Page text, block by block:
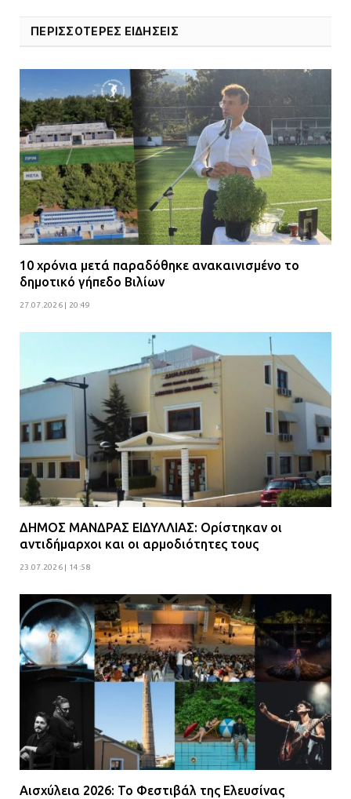
ΠΕΡΙΣΣΟΤΕΡΕΣ ΕΙΔΗΣΕΙΣ
10 χρόνια μετά παραδόθηκε ανακαινισμένο το
δημοτικό γήπεδο Βιλίων
27.07.2026 | 20:49
ΔΗΜΟΣ ΜΑΝΔΡΑΣ ΕΙΔΥΛΛΙΑΣ: Ορίστηκαν οι
αντιδήμαρχοι και οι αρμοδιότητες τους
23.07.2026 | 14:58
Αισχύλεια 2026: Το Φεστιβάλ της Ελευσίνας